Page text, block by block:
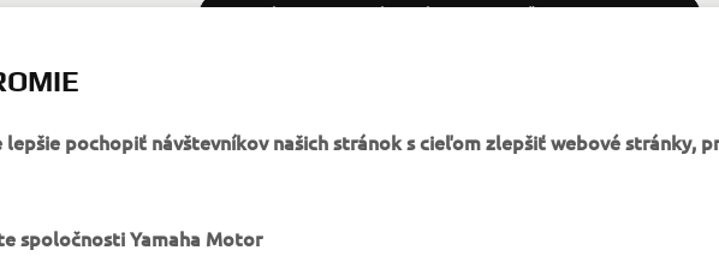
VIAC YAMAHA
pochopiť návštevníkov našich stránok s cieľom zlepšiť webové stránky,
spoločnosti Yamaha Motor